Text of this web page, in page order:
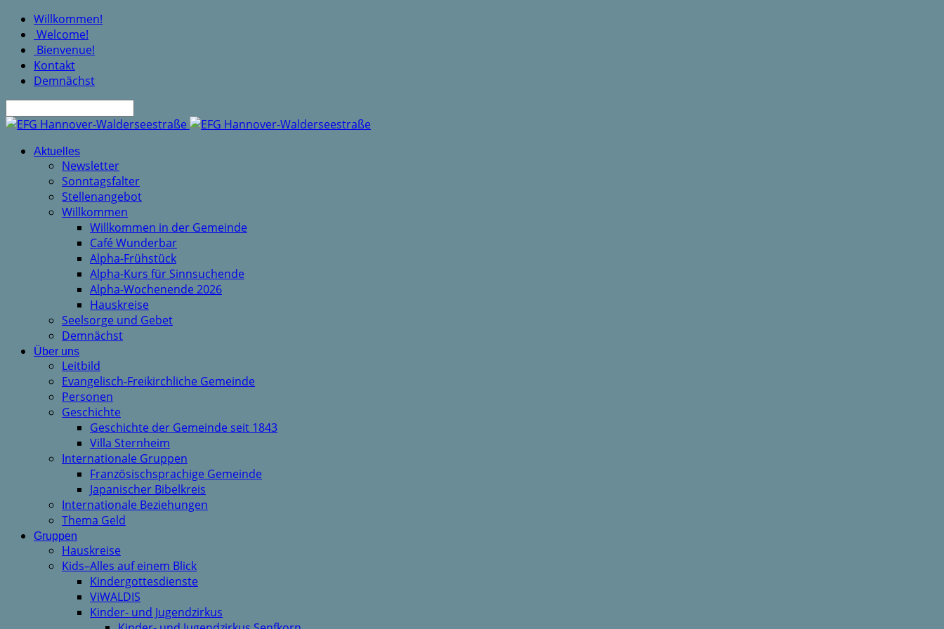
Willkommen!
Welcome!
Bienvenue!
Kontakt
Demnächst
Aktuelles
Newsletter
Sonntagsfalter
Stellenangebot
Willkommen
Willkommen in der Gemeinde
Café Wunderbar
Alpha-Frühstück
Alpha-Kurs für Sinnsuchende
Alpha-Wochenende 2026
Hauskreise
Seelsorge und Gebet
Demnächst
Über uns
Leitbild
Evangelisch-Freikirchliche Gemeinde
Personen
Geschichte
Geschichte der Gemeinde seit 1843
Villa Sternheim
Internationale Gruppen
Französischsprachige Gemeinde
Japanischer Bibelkreis
Internationale Beziehungen
Thema Geld
Gruppen
Hauskreise
Kids–Alles auf einem Blick
Kindergottesdienste
ViWALDIS
Kinder- und Jugendzirkus